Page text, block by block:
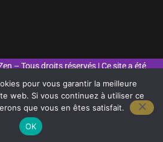
– Tous droits réservés | Ce site a été
par FM Webmaster
CGV Politique de confidentialité
pour vous garantir la meilleure
web. Si vous continuez à utiliser ce
que vous en êtes satisfait.
OK